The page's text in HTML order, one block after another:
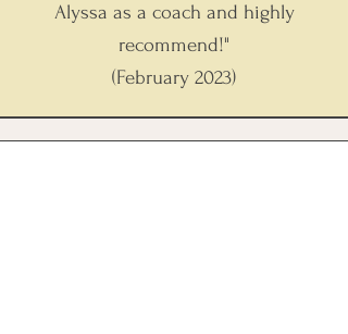
Alyssa as a coach and highly
recommend!"
(February 2023)